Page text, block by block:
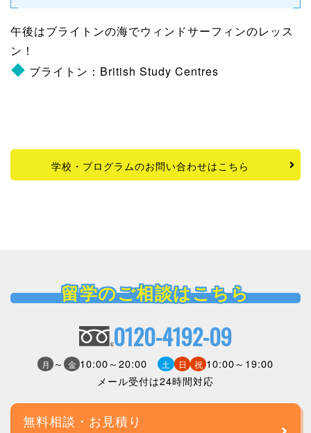
午後はブライトンの海でウィンドサーフィンのレッス
ン！
ブライトン：British Study Centres
学校・プログラムのお問い合わせはこちら
留学のご相談はこちら
0120-4192-09
月 ～ 金 10:00～20:00 土 日 祝 10:00～19:00
メール受付は24時間対応
無料相談・お見積り